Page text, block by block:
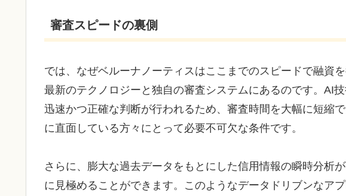
審査スピードの裏側
では、なぜベルーナノーティスはここまでのスピードで融資
最新のテクノロジーと独自の審査システムにあるのです。AI
迅速かつ正確な判断が行われるため、審査時間を大幅に短縮
に直面している方々にとって必要不可欠な条件です。
さらに、膨大な過去データをもとにした信用情報の瞬時分析
に見極めることができます。このようなデータドリブンなア